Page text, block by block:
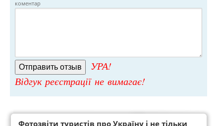
коментар
УРА!
Відгук реєстрації не вимагає!
Фотозвіти туристів про Україну і не тільки